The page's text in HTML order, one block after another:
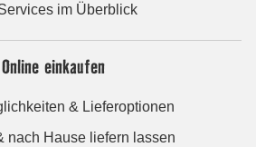
im Überblick
Online einkaufen
& Lieferoptionen
nach Hause liefern lassen